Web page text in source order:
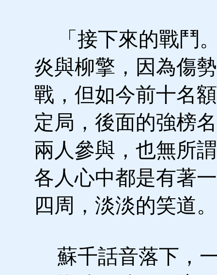
「接下來的戰鬥
炎與柳擎，因為傷
戰，但如今前十名
定局，後面的強榜
兩人參與，也無所
各人心中都是有著
四周，淡淡的笑道。
蘇千話音落下，